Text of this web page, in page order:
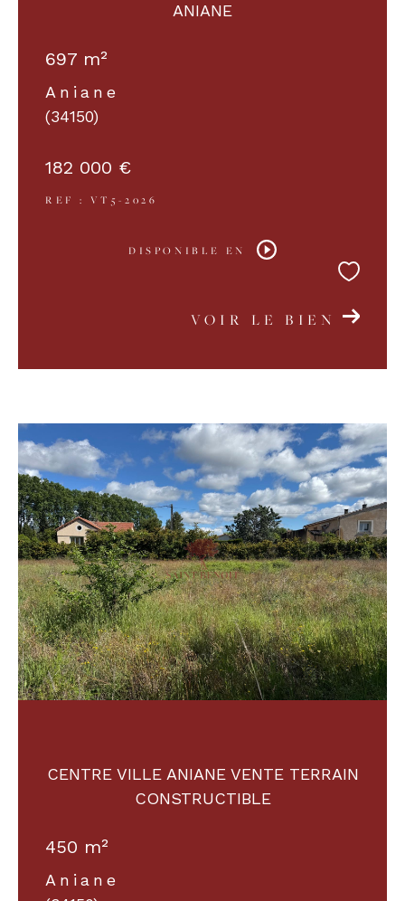
ANIANE
697 m²
Aniane
(34150)
182 000 €
REF : VT5-2026
DISPONIBLE EN
VOIR LE BIEN
CENTRE VILLE ANIANE VENTE TERRAIN
CONSTRUCTIBLE
450 m²
Aniane